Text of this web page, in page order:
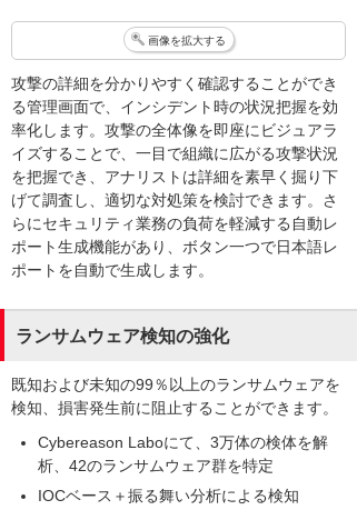
画像を拡大する
攻撃の詳細を分かりやすく確認することができ
る管理画面で、インシデント時の状況把握を効
率化します。攻撃の全体像を即座にビジュアラ
イズすることで、一目で組織に広がる攻撃状況
を把握でき、アナリストは詳細を素早く掘り下
げて調査し、適切な対処策を検討できます。さ
らにセキュリティ業務の負荷を軽減する自動レ
ポート生成機能があり、ボタン一つで日本語レ
ポートを自動で生成します。
ランサムウェア検知の強化
既知および未知の99％以上のランサムウェアを
検知、損害発生前に阻止することができます。
Cybereason Laboにて、3万体の検体を解
析、42のランサムウェア群を特定
IOCベース＋振る舞い分析による検知